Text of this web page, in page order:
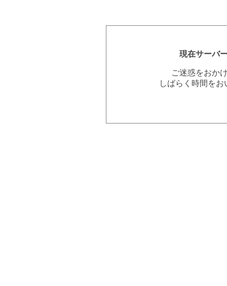
現在サーバ
ご迷惑をおか
しばらく時間を